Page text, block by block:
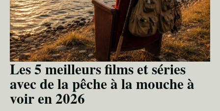
Les 5 meilleurs films et séries
avec de la pêche à la mouche à
voir en 2026